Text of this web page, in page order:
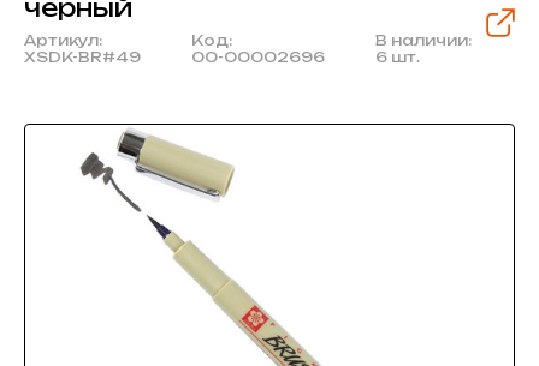
черный
Артикул:
XSDK-BR#49
Код:
00-00002696
В наличии:
6 шт.